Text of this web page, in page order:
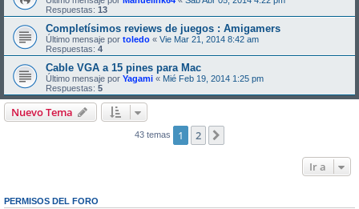
Respuestas: 13
Completísimos reviews de juegos : Amigamers
Último mensaje por toledo « Vie Mar 21, 2014 8:42 am
Respuestas: 4
Cable VGA a 15 pines para Mac
Último mensaje por Yagami « Mié Feb 19, 2014 1:25 pm
Respuestas: 5
Nuevo Tema
43 temas 1 2
Ir a
PERMISOS DEL FORO